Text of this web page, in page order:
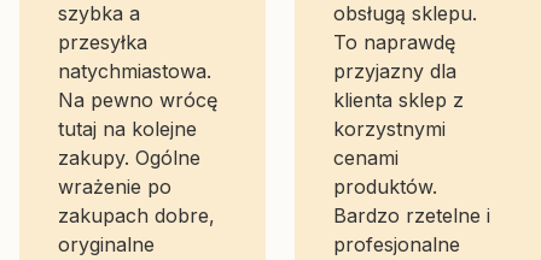
szybka a
przesyłka
natychmiastowa.
Na pewno wrócę
tutaj na kolejne
zakupy. Ogólne
wrażenie po
zakupach dobre,
oryginalne
obsługą sklepu.
To naprawdę
przyjazny dla
klienta sklep z
korzystnymi
cenami
produktów.
Bardzo rzetelne i
profesjonalne